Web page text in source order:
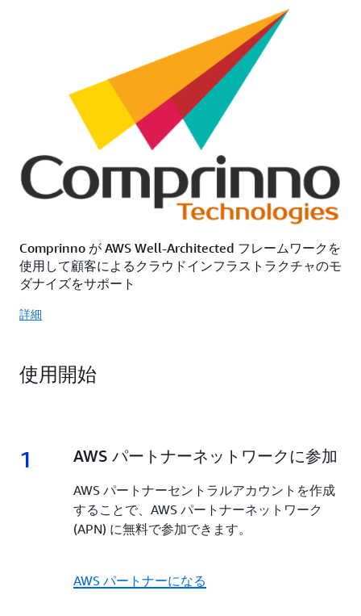
Comprinno が AWS Well-Architected フレームワークを
使用して顧客によるクラウドインフラストラクチャのモ
ダナイズをサポート
詳細
使用開始
1 1.
AWS パートナーネットワークに参加
AWS パートナーセントラルアカウントを作成
することで、AWS パートナーネットワーク
(APN) に無料で参加できます。
AWS パートナーになる